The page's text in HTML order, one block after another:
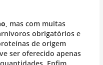
, mas com muitas
obrigatórios e
de origem
ser oferecido apenas
Enfim,